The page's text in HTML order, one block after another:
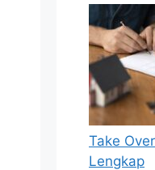
Take
Lengkap